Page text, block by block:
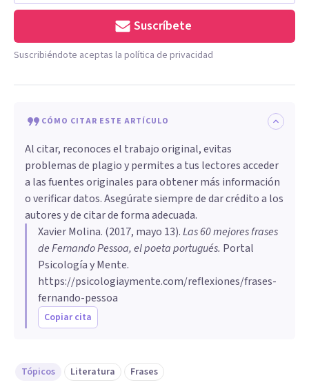
Suscríbete
Suscribiéndote aceptas la política de privacidad
CÓMO CITAR ESTE ARTÍCULO
Al citar, reconoces el trabajo original, evitas
problemas de plagio y permites a tus lectores acceder
a las fuentes originales para obtener más información
o verificar datos. Asegúrate siempre de dar crédito a los
autores y de citar de forma adecuada.
Xavier Molina. (2017, mayo 13).Las 60 mejores frases
de Fernando Pessoa, el poeta portugués. Portal
Psicología y Mente.
https://psicologiaymente.com/reflexiones/frases-
fernando-pessoa
Copiar cita
Tópicos Literatura Frases